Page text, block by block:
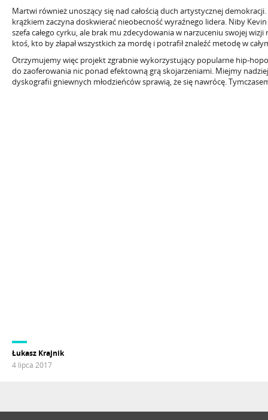
Martwi również unoszący się nad całością duch artystycznej demokracji.
krążkiem zaczyna doskwierać nieobecność wyraźnego lidera. Niby
szefa całego cyrku, ale brak mu zdecydowania w narzuceniu swojej wizji
ktoś, kto by złapał wszystkich za mordę i potrafił znaleźć metodę w
Otrzymujemy więc projekt zgrabnie wykorzystujący popularne hip-
do zaoferowania nic ponad efektowną grą skojarzeniami. Miejmy
dyskografii gniewnych młodzieńców sprawią, że się nawrócę.
Łukasz Krajnik
4 lipca 2017